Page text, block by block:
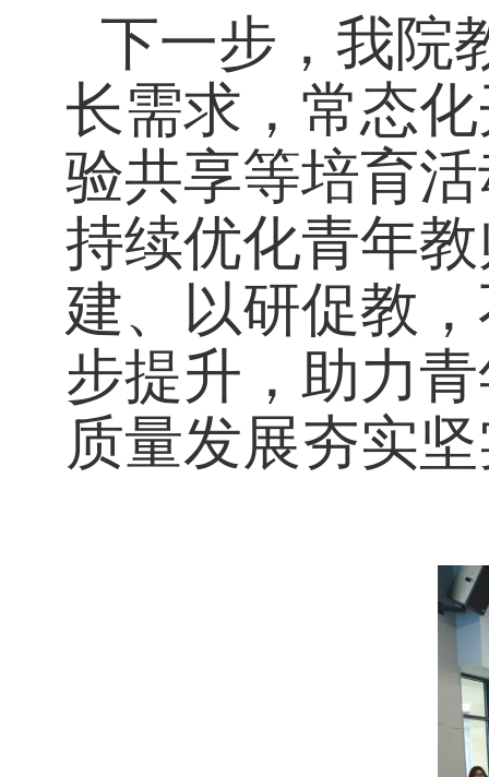
下一步，我院
长需求，常态
验共享等培育
持续优化青年
建、以研促教
步提升，助力
质量发展夯实